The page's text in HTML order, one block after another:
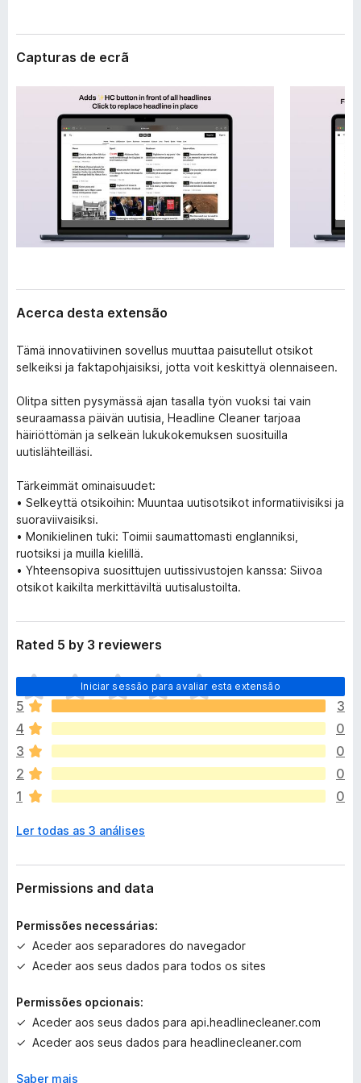
f
s
ã
Capturas de ecrã
Acerca desta extensão
Tämä innovatiivinen sovellus muuttaa paisutellut otsikot
selkeiksi ja faktapohjaisiksi, jotta voit keskittyä olennaiseen.
Olitpa sitten pysymässä ajan tasalla työn vuoksi tai vain
seuraamassa päivän uutisia, Headline Cleaner tarjoaa
häiriöttömän ja selkeän lukukokemuksen suosituilla
uutislähteilläsi.
Tärkeimmät ominaisuudet:
• Selkeyttä otsikoihin: Muuntaa uutisotsikot informatiivisiksi ja
suoraviivaisiksi.
• Monikielinen tuki: Toimii saumattomasti englanniksi,
ruotsiksi ja muilla kielillä.
• Yhteensopiva suosittujen uutissivustojen kanssa: Siivoa
otsikot kaikilta merkittäviltä uutisalustoilta.
Rated 5 by 3 reviewers
Iniciar sessão para avaliar esta extensão
N
ã
o
e
x
s
t
m
v
a
i
ç
õ
s
a
5
3
4
0
3
0
2
0
1
0
Ler todas as 3 análises
Permissions and data
Permissões necessárias:
Aceder aos separadores do navegador
Aceder aos seus dados para todos os sites
Permissões opcionais:
Aceder aos seus dados para api.headlinecleaner.com
Aceder aos seus dados para headlinecleaner.com
Saber mais